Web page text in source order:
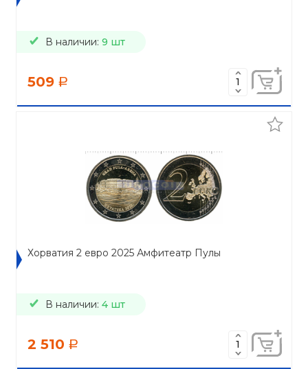
В наличии: 9 шт
509 a
Хорватия 2 евро 2025 Амфитеатр Пулы
В наличии: 4 шт
2 510 a